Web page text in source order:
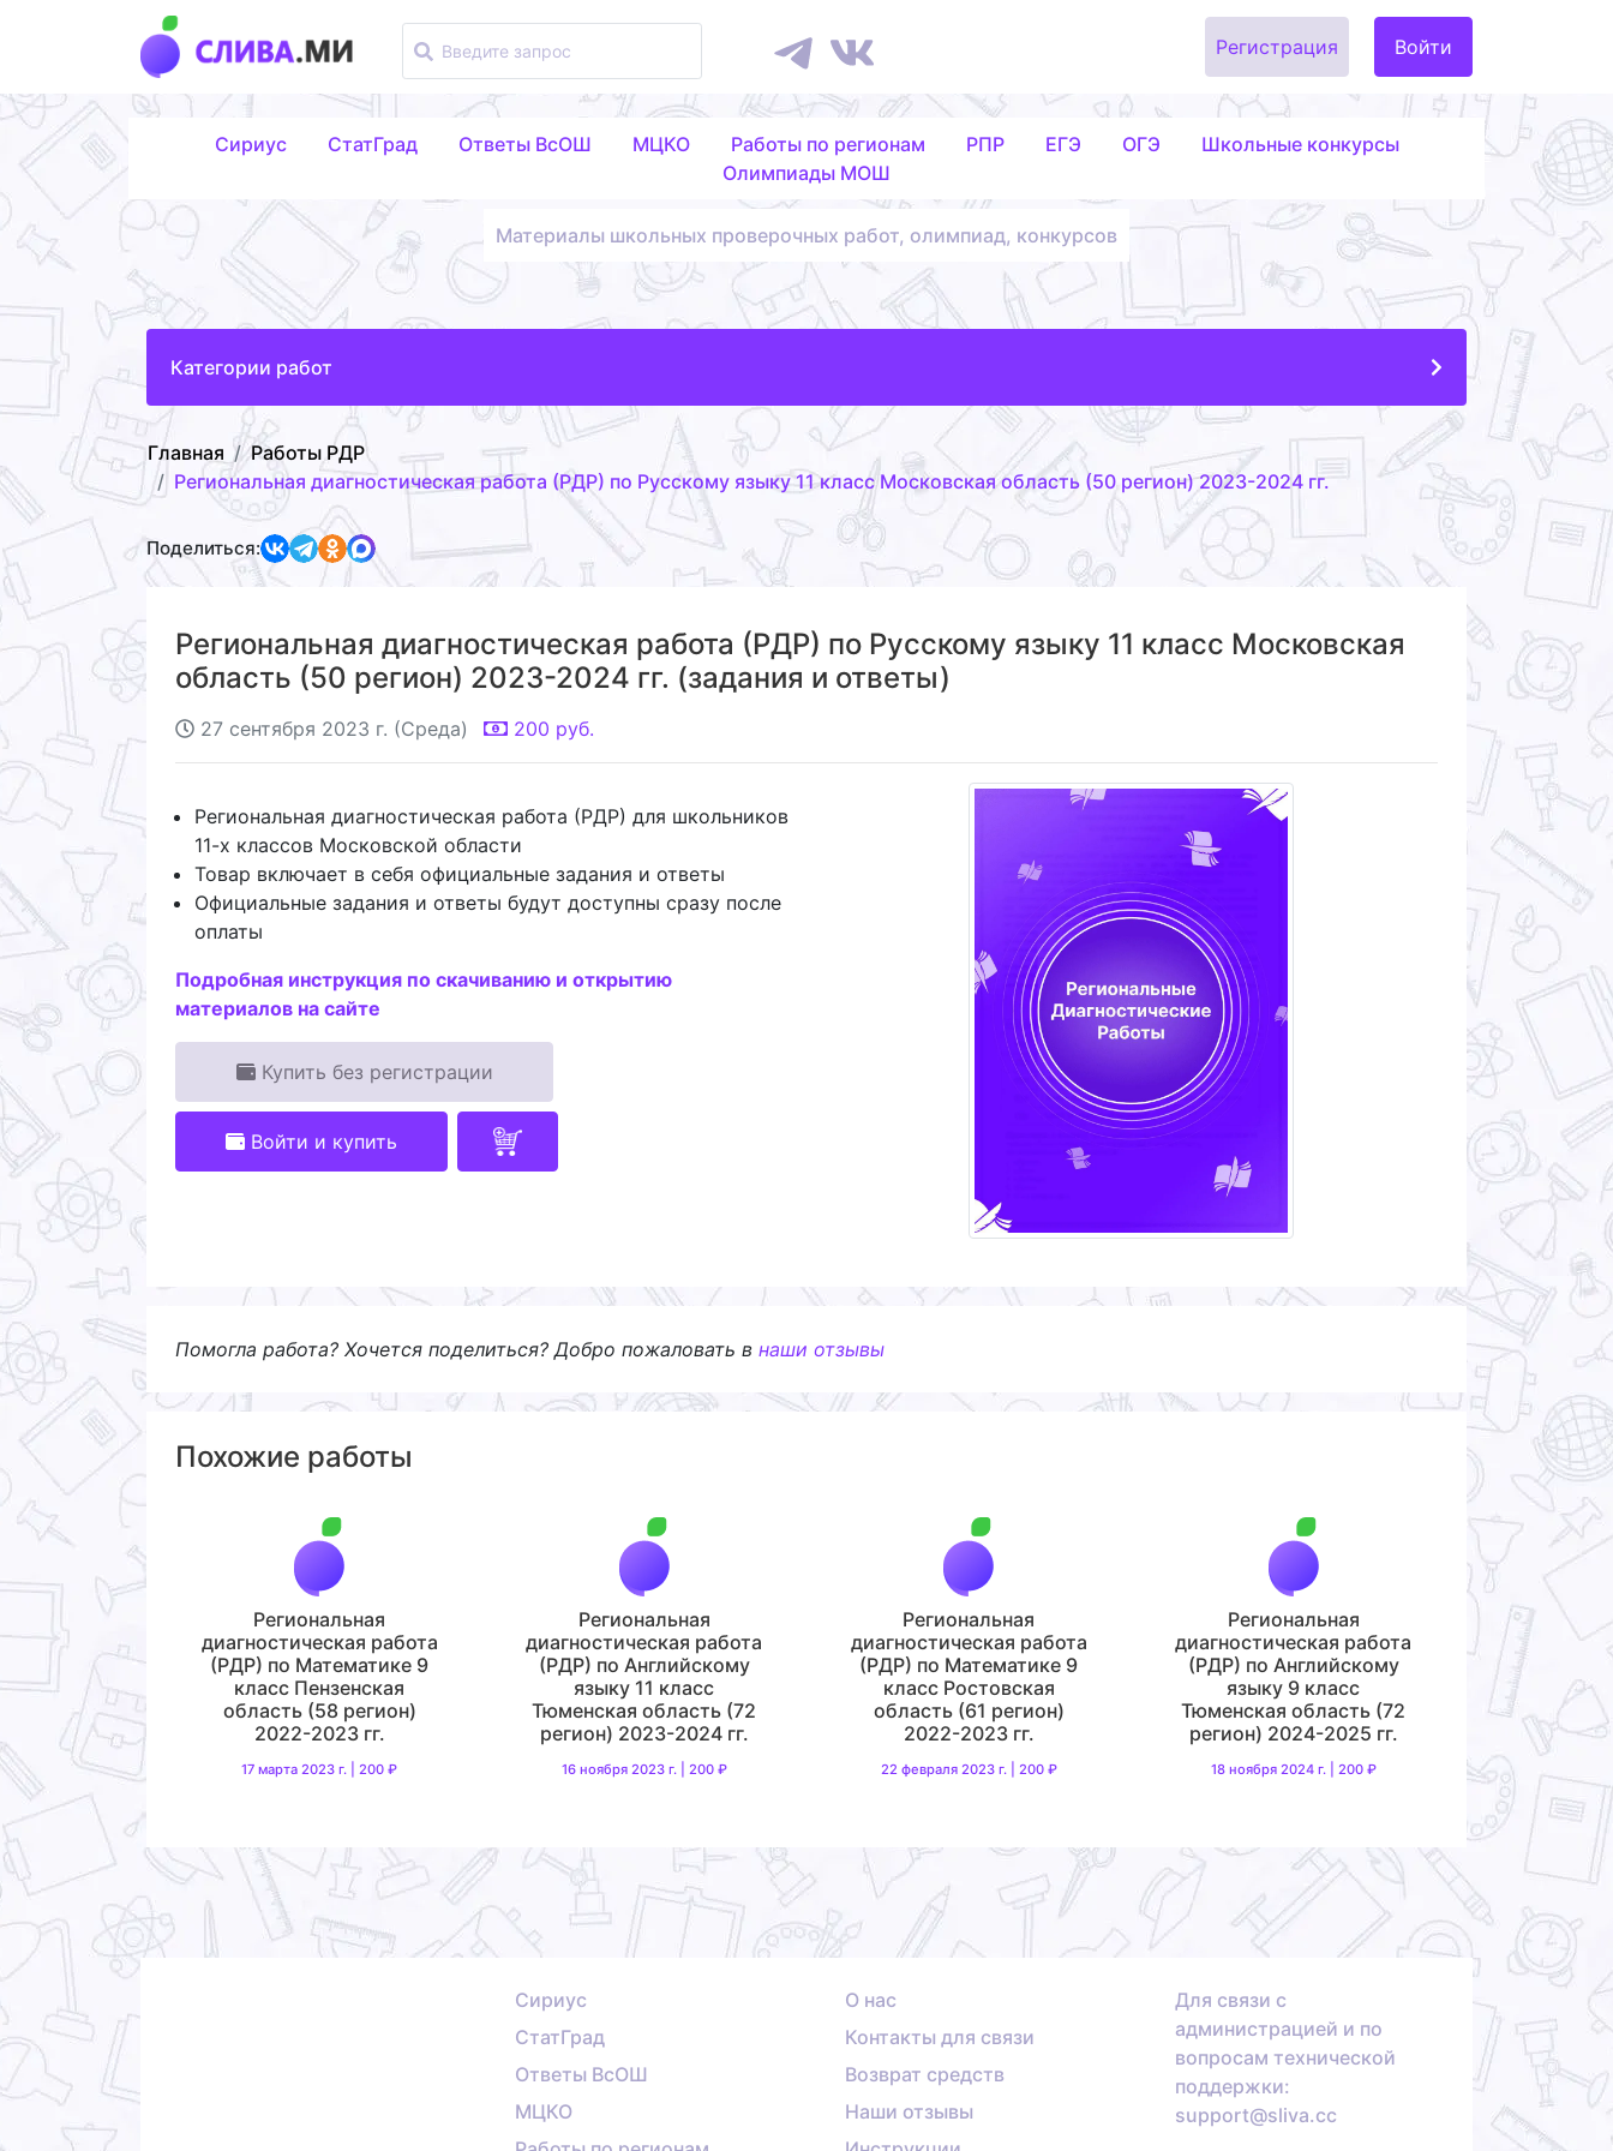
Регистрация Войти
Сириус СтатГрад Ответы ВсОШ МЦКО Работы по регионам РПР ЕГЭ ОГЭ
Школьные конкурсы
Олимпиады МОШ
Материалы школьных проверочных работ, олимпиад, конкурсов
Категории работ
Главная
Работы РДР
Региональная диагностическая работа (РДР) по Русскому языку 11 класс Московская область (50 регион) 2023-2024 гг.
Поделиться:
Региональная диагностическая работа (РДР) по Русскому языку 11 класс Московская
область (50 регион) 2023-2024 гг. (задания и ответы)
27 сентября 2023 г. (Среда) 200 руб.
Региональная диагностическая работа (РДР) для школьников
11-х классов Московской области
Товар включает в себя официальные задания и ответы
Официальные задания и ответы будут доступны сразу после
оплаты
Подробная инструкция по скачиванию и открытию
материалов на сайте
Купить без регистрации
Войти и купить
Помогла работа? Хочется поделиться? Добро пожаловать в наши отзывы
Похожие работы
Региональная
диагностическая работа
(РДР) по Математике 9
класс Пензенская
область (58 регион)
2022-2023 гг.
17 марта 2023 г. | 200 ₽
Региональная
диагностическая работа
(РДР) по Английскому
языку 11 класс
Тюменская область (72
регион) 2023-2024 гг.
16 ноября 2023 г. | 200 ₽
Региональная
диагностическая работа
(РДР) по Математике 9
класс Ростовская
область (61 регион)
2022-2023 гг.
22 февраля 2023 г. | 200 ₽
Региональная
диагностическая работа
(РДР) по Английскому
языку 9 класс
Тюменская область (72
регион) 2024-2025 гг.
18 ноября 2024 г. | 200 ₽
Сириус
СтатГрад
Ответы ВсОШ
МЦКО
О нас
Контакты для связи
Возврат средств
Наши отзывы
Для связи с
администрацией и по
вопросам технической
поддержки:
support@sliva.cc